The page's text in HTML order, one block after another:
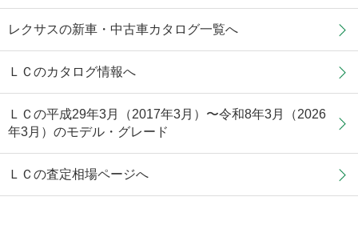
レクサスの新車・中古車カタログ一覧へ
ＬＣのカタログ情報へ
ＬＣの平成29年3月（2017年3月）〜令和8年3月（2026
年3月）のモデル・グレード
ＬＣの査定相場ページへ